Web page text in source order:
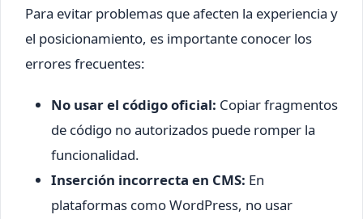
Para evitar problemas que afecten la experiencia y
el posicionamiento, es importante conocer los
errores frecuentes:
No usar el código oficial: Copiar fragmentos
de código no autorizados puede romper la
funcionalidad.
Inserción incorrecta en CMS: En
plataformas como WordPress, no usar